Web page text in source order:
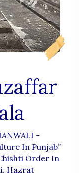
-
In Punjab”
Order In
, Hazrat